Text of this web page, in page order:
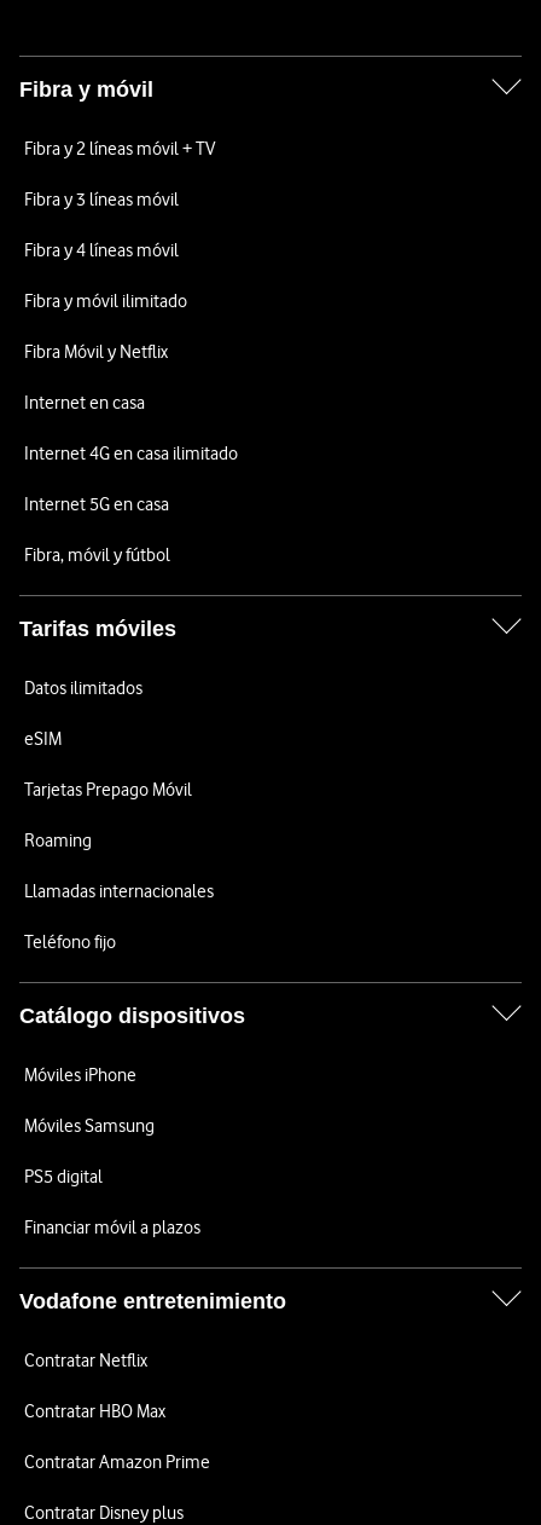
Fibra y móvil
Fibra y 2 líneas móvil + TV
Fibra y 3 líneas móvil
Fibra y 4 líneas móvil
Fibra y móvil ilimitado
Fibra Móvil y Netflix
Internet en casa
Internet 4G en casa ilimitado
Internet 5G en casa
Fibra, móvil y fútbol
Tarifas móviles
Datos ilimitados
eSIM
Tarjetas Prepago Móvil
Roaming
Llamadas internacionales
Teléfono fijo
Catálogo dispositivos
Móviles iPhone
Móviles Samsung
PS5 digital
Financiar móvil a plazos
Vodafone entretenimiento
Contratar Netflix
Contratar HBO Max
Contratar Amazon Prime
Contratar Disney plus